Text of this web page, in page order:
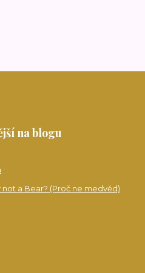
na blogu
not a Bear? (Proč ne medvěd)